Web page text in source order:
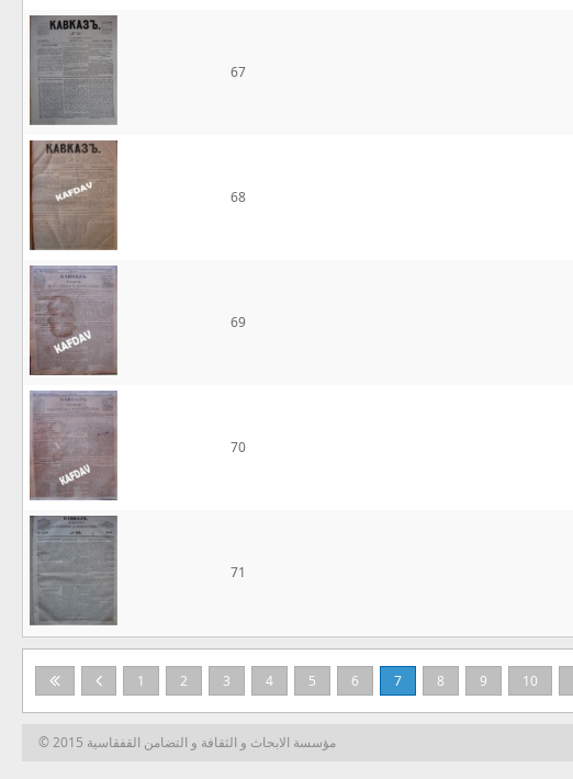
67
68
69
70
71
1 2 3 4 5 6 7 8 9 10
© 2015 مؤسسة الابحاث و الثقافة و التضامن القفقاسية